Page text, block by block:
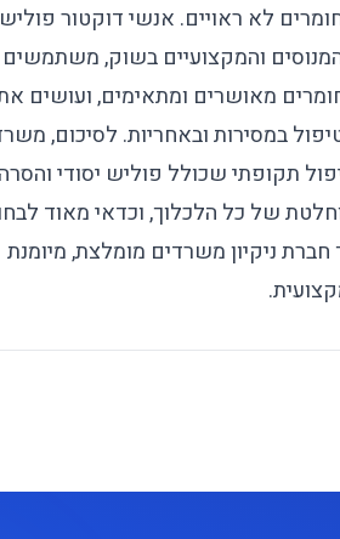
לא ראויים. אנשי דוקטור
והמקצועיים בשוק,
מאושרים ומתאימים, ועושים
במסירות ובאחריות. לסיכום,
תקופתי שכולל פוליש יסודי והסרה
של כל הלכלוך, וכדאי מאוד
חברת ניקיון משרדים מומלצת, מיומנת